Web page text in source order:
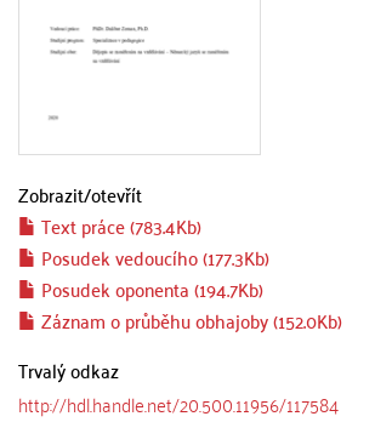
Zobrazit/otevřít
Text práce (783.4Kb)
Posudek vedoucího (177.3Kb)
Posudek oponenta (194.7Kb)
Záznam o průběhu obhajoby (152.0Kb)
Trvalý odkaz
http://hdl.handle.net/20.500.11956/117584